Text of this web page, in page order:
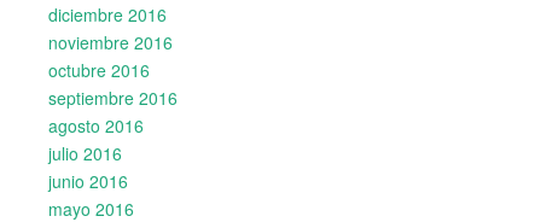
diciembre 2016
noviembre 2016
octubre 2016
septiembre 2016
agosto 2016
julio 2016
junio 2016
mayo 2016